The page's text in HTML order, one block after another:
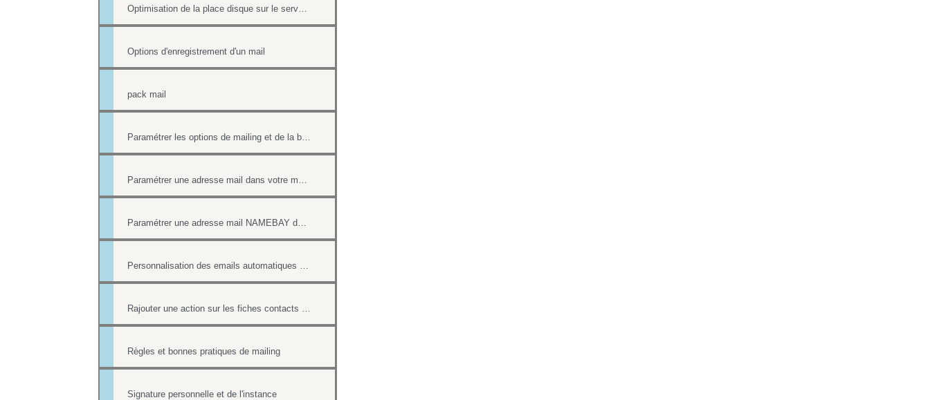
Options d'enregistrement d'un mail
pack mail
Règles et bonnes pratiques de mailing
Signature personnelle et de l'instance